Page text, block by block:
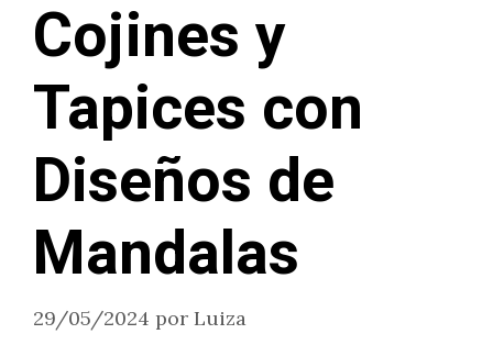
Cojines y
Tapices con
Diseños de
Mandalas
29/05/2024 por Luiza